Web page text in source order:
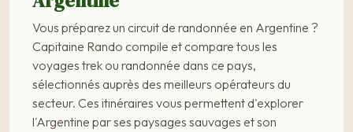
Vous préparez un circuit de randonnée en Argentine ?
Capitaine Rando compile et compare tous les
voyages trek ou randonnée dans ce pays,
sélectionnés auprès des meilleurs opérateurs du
secteur. Ces itinéraires vous permettent d'explorer
l'Argentine par ses paysages sauvages et son